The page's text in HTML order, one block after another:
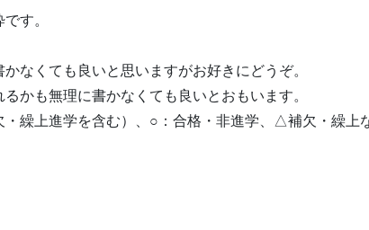
す。
なくても良いと思いますがお好きにどうぞ。
かも無理に書かなくても良いとおもいます。
繰上進学を含む）、○：合格・非進学、△補欠・繰上